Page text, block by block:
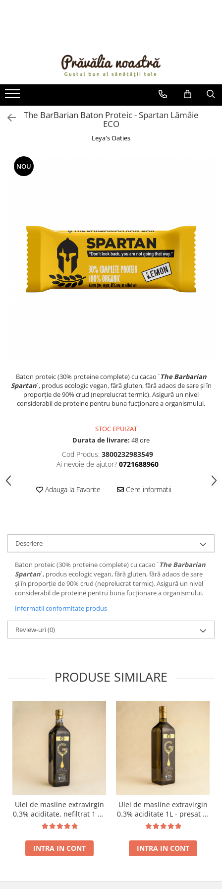
ULEIURI ȘI UNTURI
MĂSLINE
NUCI ȘI SEMINȚE
FRUCTE DESHIDRATATE
ÎNDULCITORI NATURALI / MIERE
OȚETURI ȘI SOSURI
SOSURI
PASTE
CREME ȘI PASTE TARTINABILE
CONDIMENTE
CEAIURI GRECEȘTI
CIOCOLATĂ ȘI CACAO
HEALTHY SNACKS
COSMETICE
REMEDII NATURISTE
TOATE PRODUSELE
The BarBarian Baton Proteic - Spartan Lămâie
ECO
Leya's Oaties
NOU
Baton proteic (30% proteine complete) cu cacao `The Barbarian
Spartan`, produs ecologic vegan, fără gluten, fără adaos de sare și în
proporție de 90% crud (neprelucrat termic). Asigură un nivel
considerabil de proteine pentru buna fucționare a organismului.
STOC EPUIZAT
Durata de livrare: 48 ore
Cod Produs: 3800232983549
Ai nevoie de ajutor? 0721688960
Adauga la Favorite Cere informatii
Descriere
Baton proteic (30% proteine complete) cu cacao `The Barbarian
Spartan`, produs ecologic vegan, fără gluten, fără adaos de sare
și în proporție de 90% crud (neprelucrat termic). Asigură un nivel
considerabil de proteine pentru buna fucționare a organismului.
Informatii conformitate produs
Review-uri(0)
PRODUSE SIMILARE
Ulei de masline extravirgin
0.3% aciditate, nefiltrat 1 L -
presat la rece RECOLTA
INTRA IN CONT
Ulei de masline extravirgin
0.3% aciditate 1L - presat la
rece RECOLTA NOUA
INTRA IN CONT